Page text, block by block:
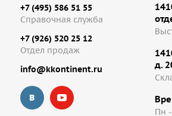
+7 (495) 586 51 55
Справочная служба
+7 (926) 520 25 12
Отдел продаж
info@kkontinent.ru
д.
Пн